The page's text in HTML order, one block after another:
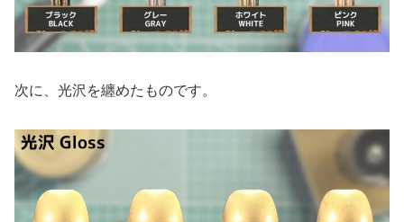
次に、光沢を纏めたものです。